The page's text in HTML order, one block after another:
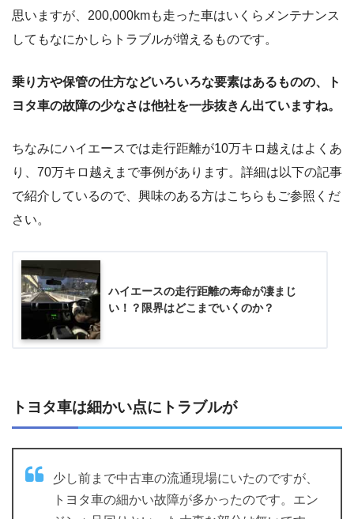
思いますが、200,000kmも走った車はいくらメンテナンス
してもなにかしらトラブルが増えるものです。
乗り方や保管の仕方などいろいろな要素はあるものの、ト
ヨタ車の故障の少なさは他社を一歩抜きん出ていますね。
ちなみにハイエースでは走行距離が10万キロ越えはよくあ
り、70万キロ越えまで事例があります。詳細は以下の記事
で紹介しているので、興味のある方はこちらもご参照くだ
さい。
ハイエースの走行距離の寿命が凄まじ
い！？限界はどこまでいくのか？
トヨタ車は細かい点にトラブルが
少し前まで中古車の流通現場にいたのですが、
トヨタ車の細かい故障が多かったのです。エン